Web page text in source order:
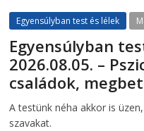
Egyensúlyban test és lélek
Egyensúlyban
2026.08.05. –
családok,
A testünk néha akkor is
szavakat.